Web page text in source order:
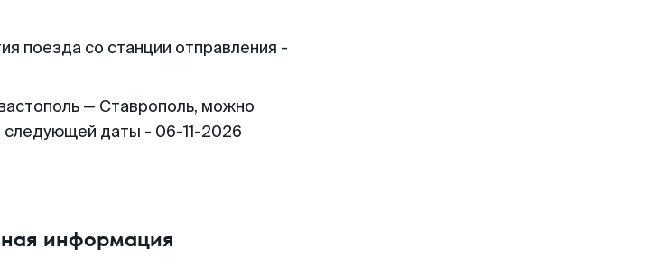
поезда со станции отправления -
— Ставрополь, можно
следующей даты - 06-11-2026
информация